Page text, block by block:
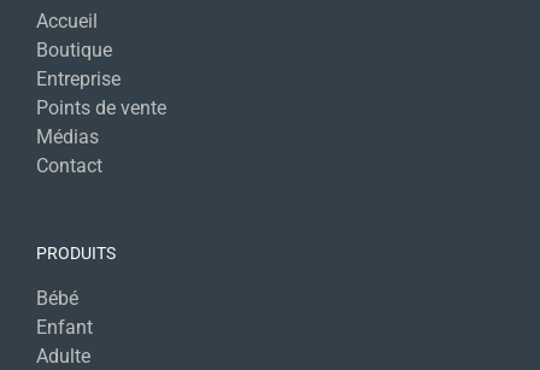
Accueil
Boutique
Entreprise
Points de vente
Médias
Contact
PRODUITS
Bébé
Enfant
Adulte